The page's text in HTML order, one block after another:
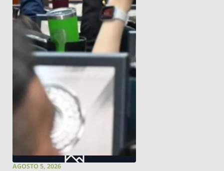
AGOSTO 5, 2026